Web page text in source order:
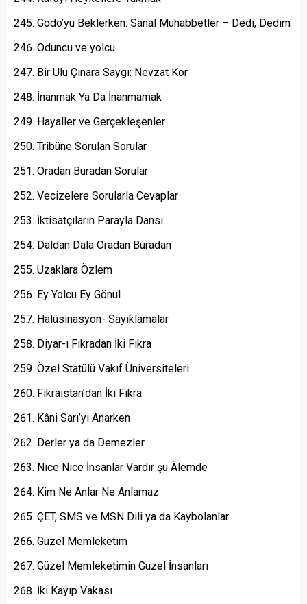
Godo’yu Beklerken: Sanal Muhabbetler – Dedi, Dedim
Oduncu ve yolcu
Bir Ulu Çınara Saygı: Nevzat Kor
İnanmak Ya Da İnanmamak
Hayaller ve Gerçekleşenler
Tribüne Sorulan Sorular
Oradan Buradan Sorular
Vecizelere Sorularla Cevaplar
İktisatçıların Parayla Dansı
Daldan Dala Oradan Buradan
Uzaklara Özlem
Ey Yolcu Ey Gönül
Halüsinasyon- Sayıklamalar
Diyar-ı Fıkradan İki Fıkra
Özel Statülü Vakıf Üniversiteleri
Fıkraistan’dan İki Fıkra
Kâni Sarı’yı Anarken
Derler ya da Demezler
Nice Nice İnsanlar Vardır şu Âlemde
Kim Ne Anlar Ne Anlamaz
ÇET, SMS ve MSN Dili ya da Kaybolanlar
Güzel Memleketim
Güzel Memleketimin Güzel İnsanları
İki Kayıp Vakası